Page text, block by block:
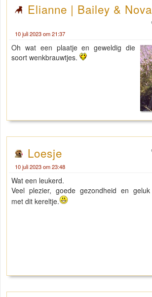
Elianne | Bailey & Nova
10 juli 2023 om 21:37
Oh wat een plaatje en geweldig die
soort wenkbrauwtjes.
Loesje
10 juli 2023 om 23:48
Wat een leukerd.
Veel plezier, goede gezondheid en geluk
met dit kereltje.